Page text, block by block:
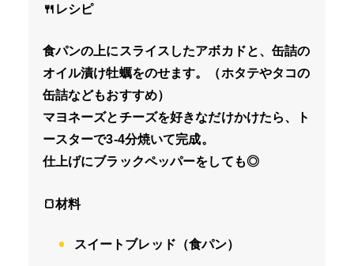
🍴レシピ
食パンの上にスライスしたアボカドと、缶詰の
オイル漬け牡蠣をのせます。（ホタテやタコの
缶詰などもおすすめ）
マヨネーズとチーズを好きなだけかけたら、ト
ースターで3-4分焼いて完成。
仕上げにブラックペッパーをしても◎
🍞材料
スイートブレッド（食パン）